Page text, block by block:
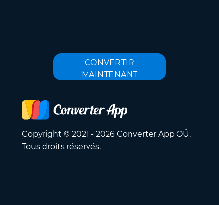
CONVERTIR
MAINTENANT
Copyright © 2021 - 2026 Converter App OÜ.
Tous droits réservés.